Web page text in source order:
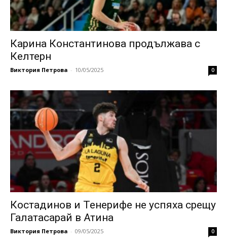
Карина Константинова продължава с
Келтерн
Виктория Петрова - 10/05/2025 0
Костадинов и Тенерифе не успяха срещу
Галатасарай в Атина
Виктория Петрова - 09/05/2025 0